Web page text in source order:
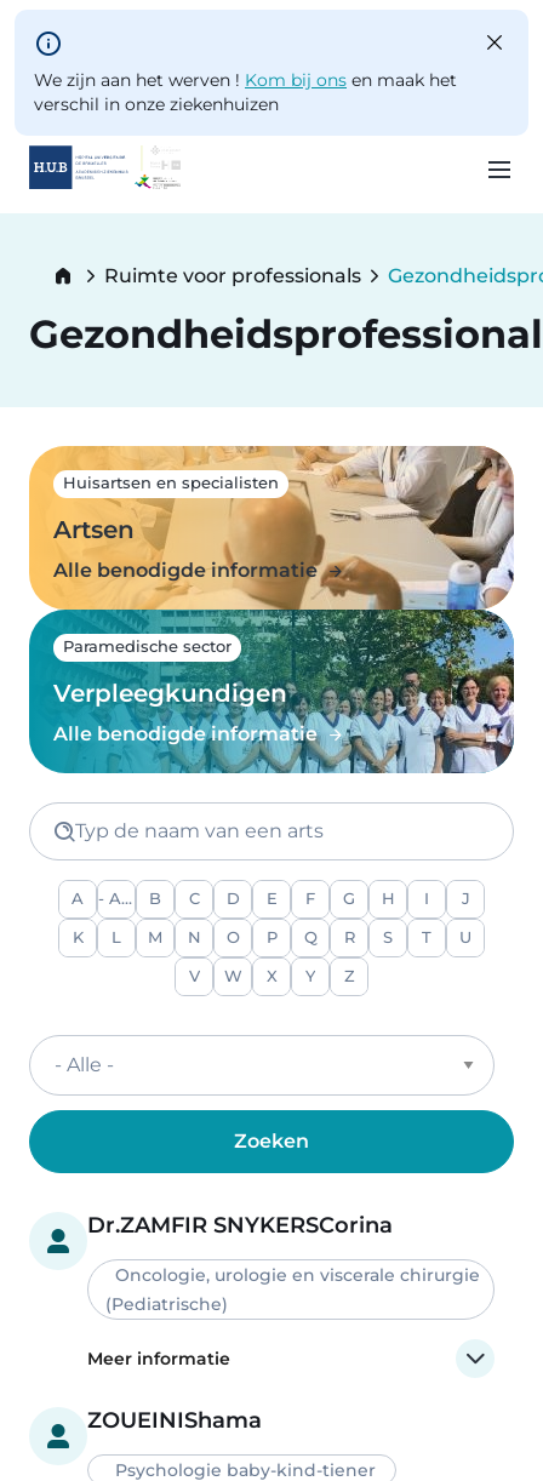
Skip to main content
We zijn aan het werven ! Kom bij ons en maak het
verschil in onze ziekenhuizen
content
Breadcrumb
Ruimte voor professionals
Huisartsen en specialisten
Artsen
Alle benodigde informatie
Paramedische sector
Verpleegkundigen
Alle benodigde informatie
Typ de naam van een arts
A - Alle - B C D E F G H J
K M N O P Q R S T U
V W X Y Z
Dr.ZAMFIR SNYKERSCorina
Oncologie, urologie en viscerale chirurgie
(Pediatrische)
Meer informatie
ZOUEINIShama
Psychologie baby-kind-tiener